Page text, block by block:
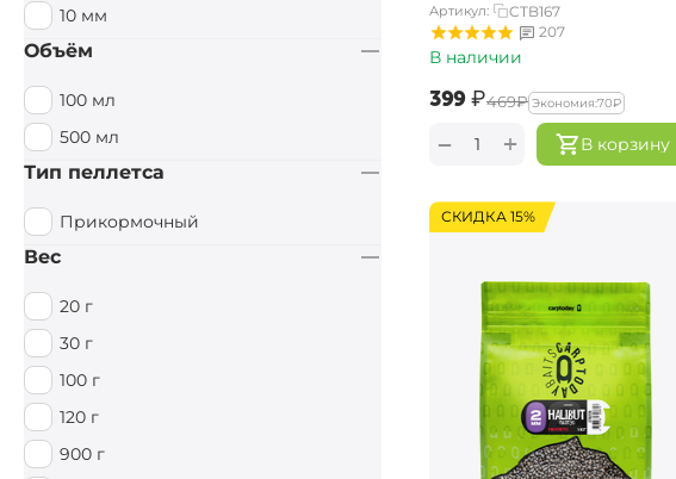
Артикул:
CTB167
207
В наличии
‍399‍₽‍469‍₽ Экономия:‍70‍₽
В корзину
+
−
СКИДКА 15%
Тутти Фрутти
Фруктовый / Кислый
Цитрус
Чеснок
10 мм
Объём
100 мл
500 мл
Тип пеллетса
Прикормочный
Вес
20 г
30 г
100 г
120 г
900 г